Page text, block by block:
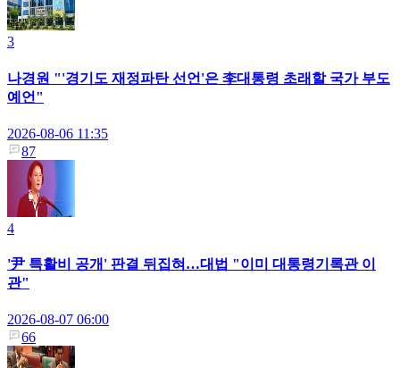
3
나경원 "'경기도 재정파탄 선언'은 李대통령 초래할 국가 부도
예언"
2026-08-06 11:35
87
4
'尹 특활비 공개' 판결 뒤집혀…대법 "이미 대통령기록관 이
관"
2026-08-07 06:00
66